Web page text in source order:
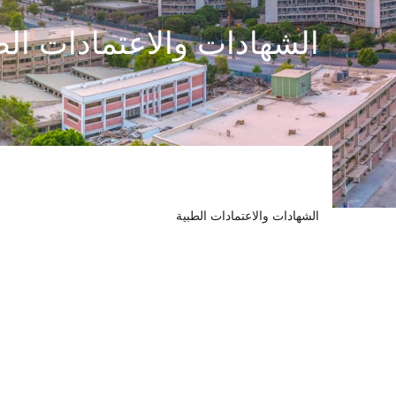
الشهادات والاعتمادات
الشهادات والاعتمادات الطبية